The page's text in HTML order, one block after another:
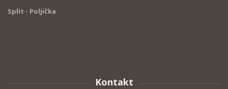
Split - Poljička
Kontakt